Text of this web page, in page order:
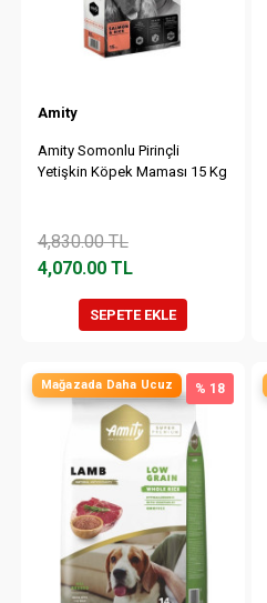
Amity
Amity Somonlu Pirinçli
Yetişkin Köpek Maması 15 Kg
4,830.00TL
4,070.00TL
SEPETE EKLE
Mağazada Daha Ucuz % 18